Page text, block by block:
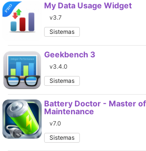
My Data Usage Widget
v3.7
Sistemas
Geekbench 3
v3.4.0
Sistemas
Battery Doctor - Master
Maintenance
v7.0
Sistemas